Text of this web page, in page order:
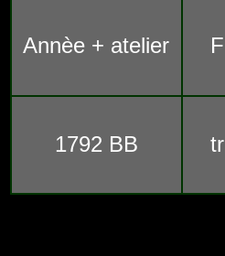
Annèe + atelier
1792 BB